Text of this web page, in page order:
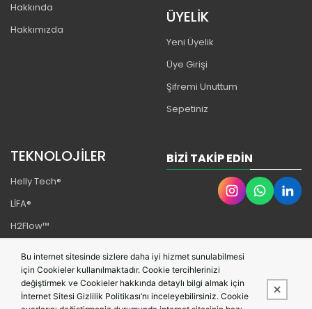
Hakkında
Hakkımızda
ÜYELİK
Yeni Üyelik
Üye Girişi
Şifremi Unuttum
Sepetiniz
TEKNOLOJİLER
Helly Tech®
LİFA®
H2Flow™
Lifa Infinity Pro™
BIZI TAKIP EDIN
Bu internet sitesinde sizlere daha iyi hizmet sunulabilmesi
için Cookieler kullanılmaktadır. Cookie tercihlerinizi
değiştirmek ve Cookieler hakkında detaylı bilgi almak için
İnternet Sitesi Gizlilik Politikası’nı inceleyebilirsiniz. Cookie